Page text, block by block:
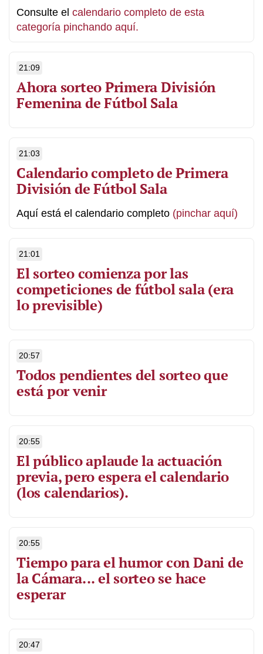
Consulte el calendario completo de esta
categoría pinchando aquí.
21:09
Ahora sorteo Primera División
Femenina de Fútbol Sala
21:03
Calendario completo de Primera
División de Fútbol Sala
Aquí está el calendario completo (pinchar aquí)
21:01
El sorteo comienza por las
competiciones de fútbol sala (era
lo previsible)
20:57
Todos pendientes del sorteo que
está por venir
20:55
El público aplaude la actuación
previa, pero espera el calendario
(los calendarios).
20:55
Tiempo para el humor con Dani de
la Cámara... el sorteo se hace
esperar
20:47